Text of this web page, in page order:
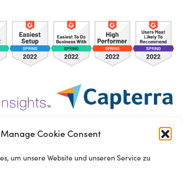
Manage Cookie Consent
um unsere Website und unseren Service zu